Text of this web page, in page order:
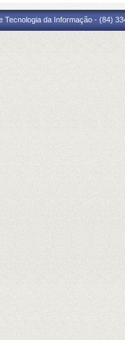
Tecnologia da Informação - (84)